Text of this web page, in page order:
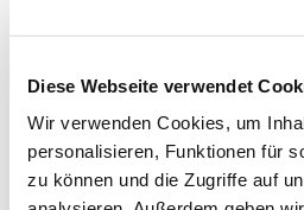
Diese Webseite verwendet
Wir verwenden Cookies, um
personalisieren, Funktionen für
zu können und die Zugriffe auf
Wir freuen uns auf Sie!